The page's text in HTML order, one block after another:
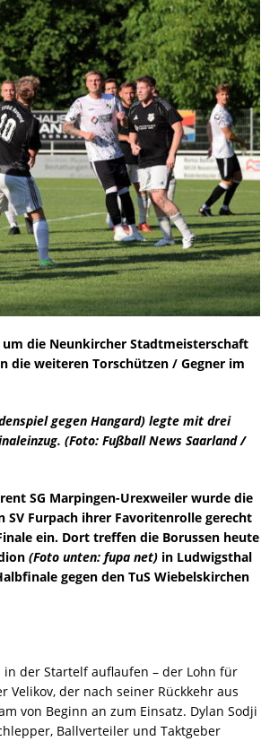
TuS Schönenberg
STARTSEITE
STARTSEITE
Grünen zur Bundesliga-Arena (2)
Grünen zur Bundesliga-Arena (1)
STARTSEITE
STARTSEITE
Stadion offiziell eingeweiht
STARTSEITE
dem Ellenfeld
STARTSEITE
STARTSEITE
ist zurück im Ellenfeld!
STARTSEITE
Souysi
STARTSEITE
Cherascu
STARTSEITE
Borussen
STARTSEITE
die Neunkircher Stadtmeisterschaft
die weiteren Torschützen / Gegner im
gegen Hangard) legte mit drei
(Foto: Fußball News Saarland /
SG Marpingen-Urexweiler wurde die
Furpach ihrer Favoritenrolle gerecht
ein. Dort treffen die Borussen heute
(Foto unten: fupa net) in Ludwigsthal
gegen den TuS Wiebelskirchen
in der Startelf auflaufen – der Lohn für
der nach seiner Rückkehr aus
von Beginn an zum Einsatz. Dylan Sodji
Ballverteiler und Taktgeber